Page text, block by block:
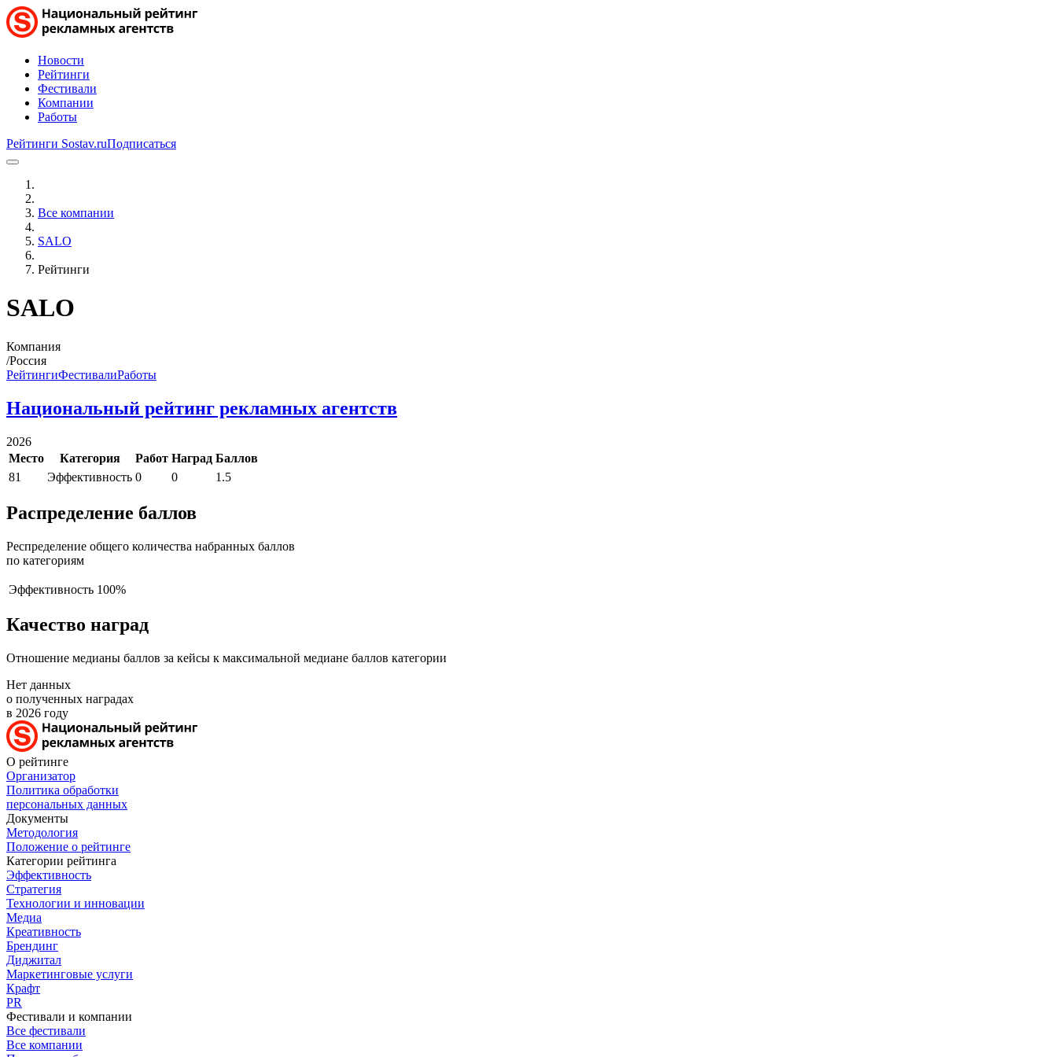
Новости
Рейтинги
Фестивали
Компании
Работы
Рейтинги Sostav.ruПодписаться
Все компании
SALO
Рейтинги
SALO
Компания
/Россия
РейтингиФестивалиРаботы
Национальный рейтинг рекламных агентств
2026
Место
Категория Работ Наград Баллов
81
Эффективность 0 0 1.5
Распределение баллов
Респределение общего количества набранных баллов
по категориям
Эффективность 100%
Качество наград
Отношение медианы баллов за кейсы к максимальной медиане баллов категории
Нет данных
о полученных наградах
в 2026 году
О рейтинге
Организатор
Политика обработки
персональных данных
Документы
Методология
Положение о рейтинге
Категории рейтинга
Эффективность
Стратегия
Технологии и инновации
Медиа
Креативность
Брендинг
Диджитал
Маркетинговые услуги
Крафт
PR
Фестивали и компании
Все фестивали
Все компании